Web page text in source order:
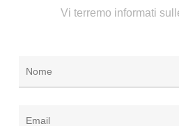
Vi terremo informati